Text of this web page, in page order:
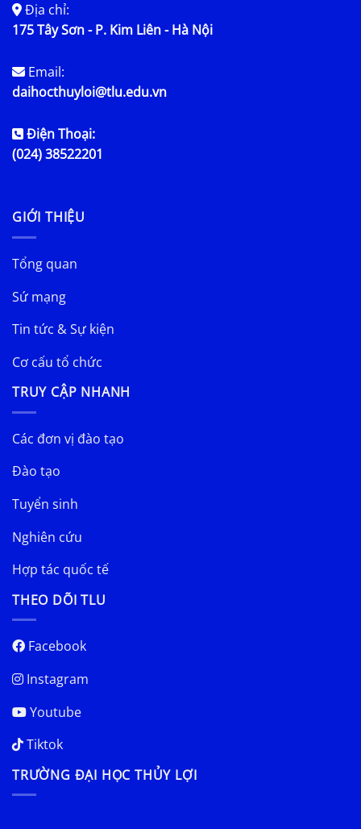
Địa chỉ:
175 Tây Sơn - P. Kim Liên - Hà Nội
Email:
daihocthuyloi@tlu.edu.vn
Điện Thoại:
(024) 38522201
GIỚI THIỆU
Tổng quan
Sứ mạng
Tin tức & Sự kiện
Cơ cấu tổ chức
TRUY CẬP NHANH
Các đơn vị đào tạo
Đào tạo
Tuyển sinh
Nghiên cứu
Hợp tác quốc tế
THEO DÕI TLU
Facebook
Instagram
Youtube
Tiktok
TRƯỜNG ĐẠI HỌC THỦY LỢI